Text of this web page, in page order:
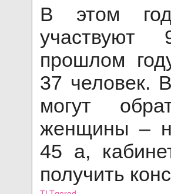
В этом
прошлом
37 человек.
могут
женщины –
45 а,
получить